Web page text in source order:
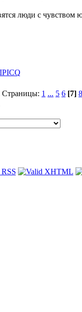
люди с чувством
ICQ
Страницы: 1 ... 5 6 [7] 8